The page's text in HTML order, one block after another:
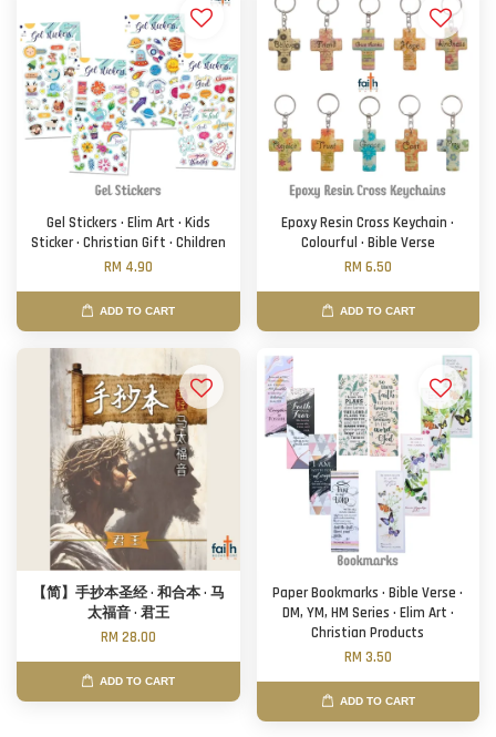
Gel Stickers · Elim Art · Kids
Sticker · Christian Gift · Children
RM 4.90
ADD TO CART
Epoxy Resin Cross Keychain ·
Colourful · Bible Verse
RM 6.50
ADD TO CART
【简】手抄本圣经 · 和合本 · 马
太福音 · 君王
RM 28.00
ADD TO CART
Paper Bookmarks · Bible Verse ·
DM, YM, HM Series · Elim Art ·
Christian Products
RM 3.50
ADD TO CART